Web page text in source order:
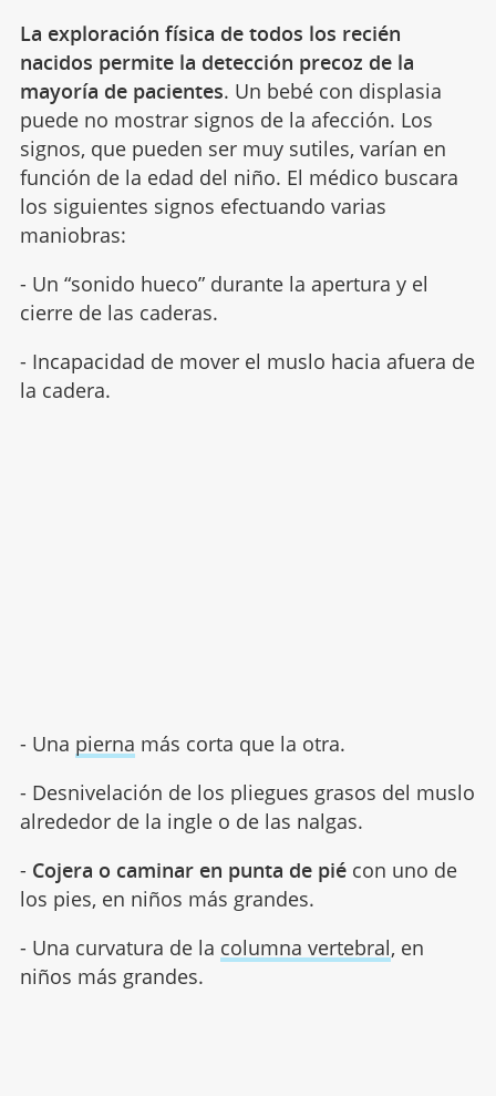
La exploración física de todos los recién
nacidos permite la detección precoz de la
mayoría de pacientes. Un bebé con displasia
puede no mostrar signos de la afección. Los
signos, que pueden ser muy sutiles, varían en
función de la edad del niño. El médico buscara
los siguientes signos efectuando varias
maniobras:
- Un “sonido hueco” durante la apertura y el
cierre de las caderas.
- Incapacidad de mover el muslo hacia afuera de
la cadera.
- Una pierna más corta que la otra.
- Desnivelación de los pliegues grasos del muslo
alrededor de la ingle o de las nalgas.
- Cojera o caminar en punta de piécon uno de
los pies, en niños más grandes.
- Una curvatura de la columna vertebral, en
niños más grandes.